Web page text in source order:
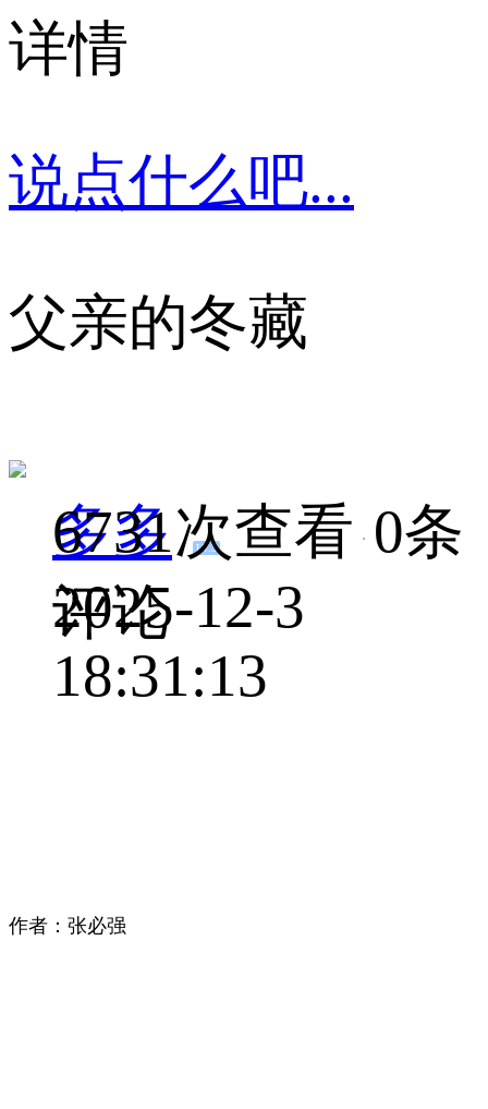
详情
说点什么吧...
父亲的冬藏
多多 LV.3
6731次查看 0条
评论
2025-12-3
18:31:13
作者：张必强